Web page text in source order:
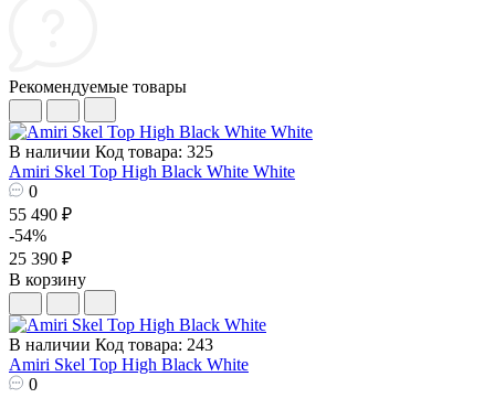
Рекомендуемые товары
В наличии Код товара: 325
Amiri Skel Top High Black White White
0
55 490 ₽
-54%
25 390 ₽
В корзину
В наличии Код товара: 243
Amiri Skel Top High Black White
0